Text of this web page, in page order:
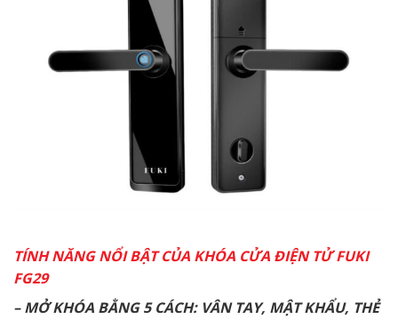
TÍNH NĂNG NỔI BẬT CỦA KHÓA CỬA ĐIỆN TỬ FUKI
FG29
– MỞ KHÓA BẰNG 5 CÁCH: VÂN TAY, MẬT KHẨU, THẺ